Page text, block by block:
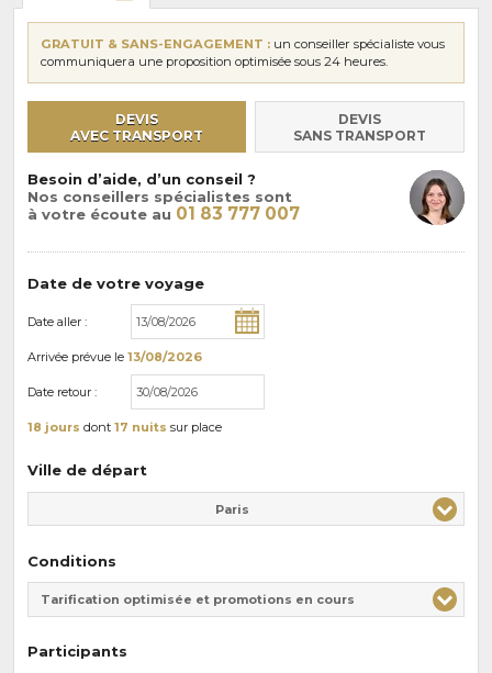
GRATUIT & SANS-ENGAGEMENT : un conseiller spécialiste vous
communiquera une proposition optimisée sous 24 heures.
DEVIS
AVEC TRANSPORT
DEVIS
SANS TRANSPORT
Besoin d’aide, d’un conseil ?
Nos conseillers spécialistes sont
à votre écoute au 01 83 777 007
Date de votre voyage
Date aller :
Arrivée prévue le 13/08/2026
Date retour :
18 jours dont 17 nuits sur place
Ville de départ
Paris
Conditions
Tarification optimisée et promotions en cours
Participants